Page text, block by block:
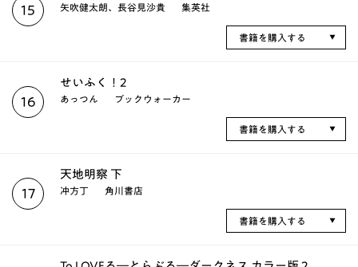
15 矢吹健太朗、長谷見沙貴 集英社
書籍を購入する
16
せいふく！2
あっつん ブックウォーカー
書籍を購入する
17
天地明察 下
冲方丁 角川書店
書籍を購入する